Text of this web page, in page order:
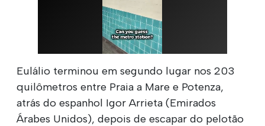
Eulálio terminou em segundo lugar nos 203
quilômetros entre Praia a Mare e Potenza,
atrás do espanhol Igor Arrieta (Emirados
Árabes Unidos), depois de escapar do pelotão